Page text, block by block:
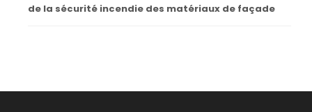
de la sécurité incendie des matériaux de façade